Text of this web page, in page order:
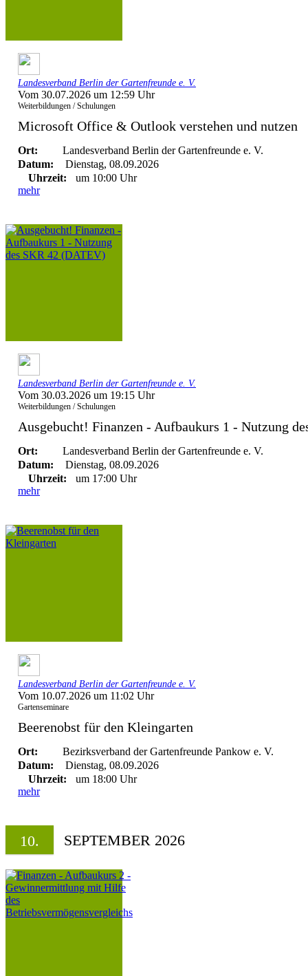
Landesverband Berlin der Gartenfreunde e. V.
Vom 30.07.2026 um 12:59 Uhr
Weiterbildungen / Schulungen
Microsoft Office & Outlook verstehen und nutzen
Ort:
Landesverband Berlin der Gartenfreunde e. V.
Datum:
Dienstag, 08.09.2026
Uhrzeit:
um 10:00 Uhr
mehr
Landesverband Berlin der Gartenfreunde e. V.
Vom 30.03.2026 um 19:15 Uhr
Weiterbildungen / Schulungen
Ausgebucht! Finanzen - Aufbaukurs 1 - Nutzung
Ort:
Landesverband Berlin der Gartenfreunde e. V.
Datum:
Dienstag, 08.09.2026
Uhrzeit:
um 17:00 Uhr
mehr
Landesverband Berlin der Gartenfreunde e. V.
Vom 10.07.2026 um 11:02 Uhr
Gartenseminare
Beerenobst für den Kleingarten
Ort:
Bezirksverband der Gartenfreunde Pankow e. V.
Datum:
Dienstag, 08.09.2026
Uhrzeit:
um 18:00 Uhr
mehr
10. SEPTEMBER 2026